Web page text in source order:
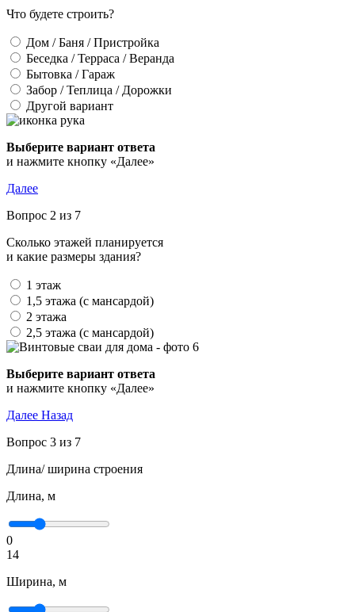
Что будете строить?
Дом / Баня / Пристройка
Беседка / Терраса / Веранда
Бытовка / Гараж
Забор / Теплица / Дорожки
Другой вариант
Выберите вариант ответа
и нажмите кнопку «Далее»
Далее
Вопрос 2 из 7
Сколько этажей планируется
и какие размеры здания?
1 этаж
1,5 этажа (с мансардой)
2 этажа
2,5 этажа (с мансардой)
Выберите вариант ответа
и нажмите кнопку «Далее»
Далее Назад
Вопрос 3 из 7
Длина/ ширина строения
Длина, м
0
14
Ширина, м